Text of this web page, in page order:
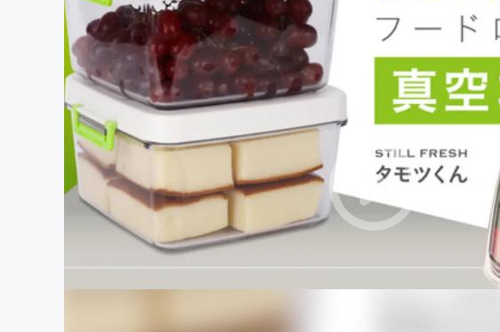
映像・映画 書籍・雑誌出版
ビジネス・起業 チャレンジ
まちづくり・地域活性化